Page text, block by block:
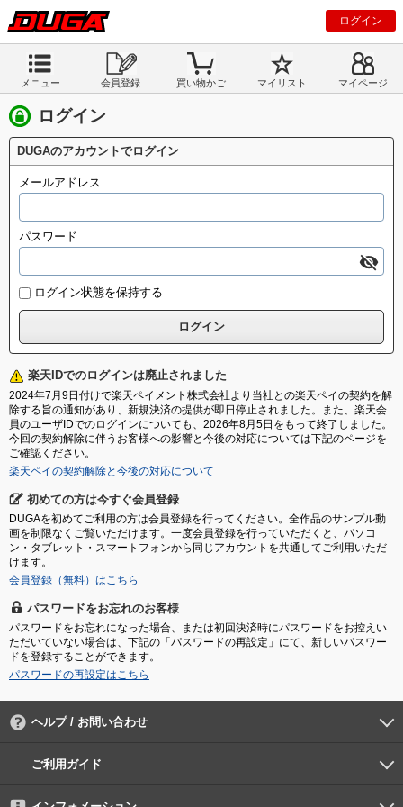
ログイン
メニュー 会員登録 買い物かご マイリスト マイページ
ログイン
DUGAのアカウントでログイン
メールアドレス
パスワード
ログイン状態を保持する
楽天IDでのログインは廃止されました
2024年7月9日付けで楽天ペイメント株式会社より当社との楽天ペイの契約を解
除する旨の通知があり、新規決済の提供が即日停止されました。また、楽天会
員のユーザIDでのログインについても、2026年8月5日をもって終了しました。
今回の契約解除に伴うお客様への影響と今後の対応については下記のページを
ご確認ください。
楽天ペイの契約解除と今後の対応について
初めての方は今すぐ会員登録
DUGAを初めてご利用の方は会員登録を行ってください。全作品のサンプル動
画を制限なくご覧いただけます。一度会員登録を行っていただくと、パソコ
ン・タブレット・スマートフォンから同じアカウントを共通してご利用いただ
けます。
会員登録（無料）はこちら
パスワードをお忘れのお客様
パスワードをお忘れになった場合、または初回決済時にパスワードをお控えい
ただいていない場合は、下記の「パスワードの再設定」にて、新しいパスワー
ドを登録することができます。
パスワードの再設定はこちら
ヘルプ / お問い合わせ
よくあるご質問
ご利用環境
お支払い方法
パスワードの再設定
サポートセンター
ご利用ガイド